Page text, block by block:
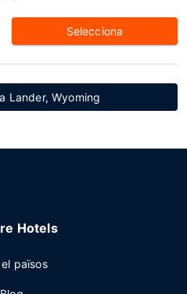
Selecciona
Lander, Wyoming
Hotels
països